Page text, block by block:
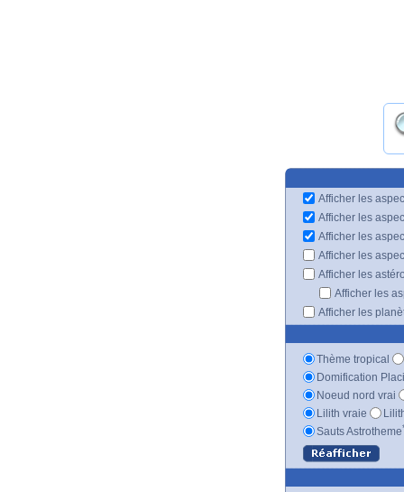
Afficher les
Afficher les
Afficher les
Afficher les
Afficher les
Afficher les
Afficher les
Thème tropical
Domification
Noeud nord vrai
Lilith vraie
Sauts Astrotheme